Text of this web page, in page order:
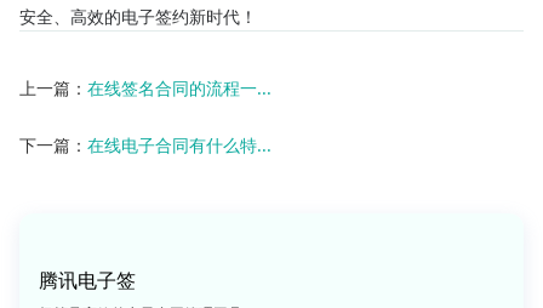
安全、高效的电子签约新时代！
上一篇： 在线签名合同的流程一...
下一篇： 在线电子合同有什么特...
腾讯电子签